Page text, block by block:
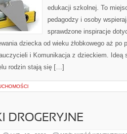
edukacji szkolnej. To
pedagodzy i osoby
sprawdzone inspiracje
dziecka od wieku żłobkowego aż po
i Komunikacja z dzieckiem. Ideą
rodzin stają się […]
DROGERYJNE